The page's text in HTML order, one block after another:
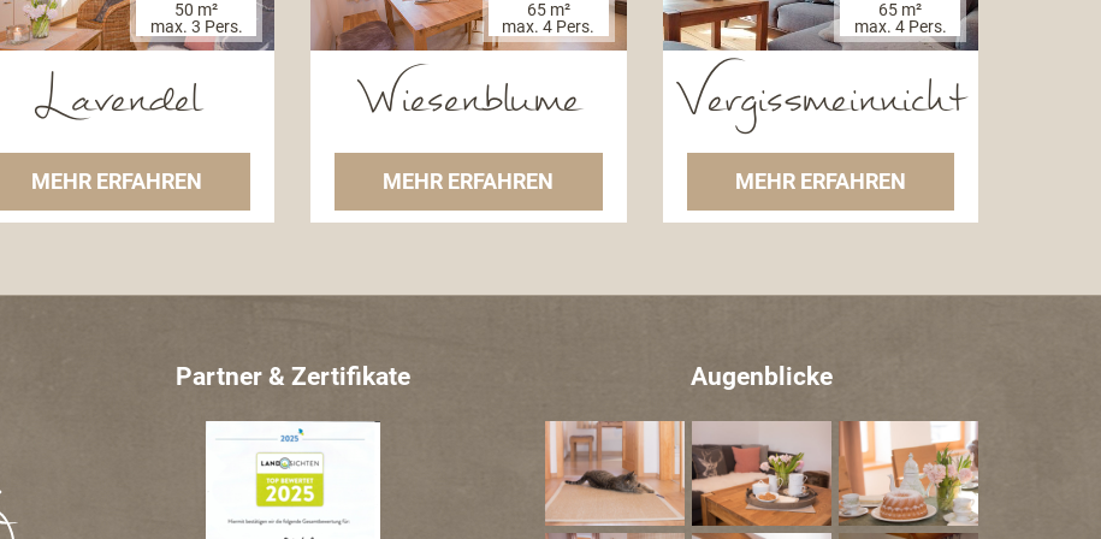
Lavendel
50 m²
max. 3 Pers.
MEHR ERFAHREN
Wiesenblume
65 m²
max. 4 Pers.
MEHR ERFAHREN
Vergissmeinnicht
65 m²
max. 4 Pers.
MEHR ERFAHREN
Partner & Zertifikate Augenblicke